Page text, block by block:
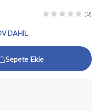
(0)
DAHİL
Sepete Ekle